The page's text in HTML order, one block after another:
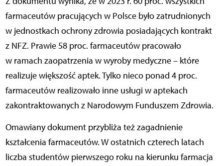
farmaceutów pracujących w Polsce było zatrudnionych
w jednostkach ochrony zdrowia posiadających kontrakt
z NFZ. Prawie 58 proc. farmaceutów pracowało
w ramach zaopatrzenia w wyroby medyczne – które
realizuje większość aptek. Tylko nieco ponad 4 proc.
farmaceutów realizowało inne usługi w aptekach
zakontraktowanych z Narodowym Funduszem Zdrowia.
Omawiany dokument przybliża też zagadnienie
kształcenia farmaceutów. W ostatnich czterech latach
liczba studentów pierwszego roku na kierunku farmacja